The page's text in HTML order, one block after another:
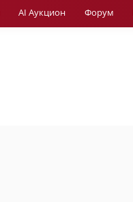
AI Аукцион Форум